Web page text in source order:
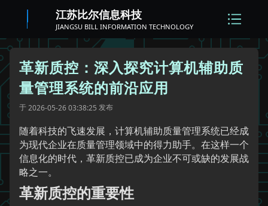
江苏比尔信息科技
JIANGSU BILL INFORMATION TECHNOLOGY
革新质控：深入探究计算机辅助质
量管理系统的前沿应用
于2026-05-26 03:38:25 发布
随着科技的飞速发展，计算机辅助质量管理系统已经成
为现代企业在质量管理领域中的得力助手。在这样一个
信息化的时代，革新质控已成为企业不可或缺的发展战
略之一。
革新质控的重要性